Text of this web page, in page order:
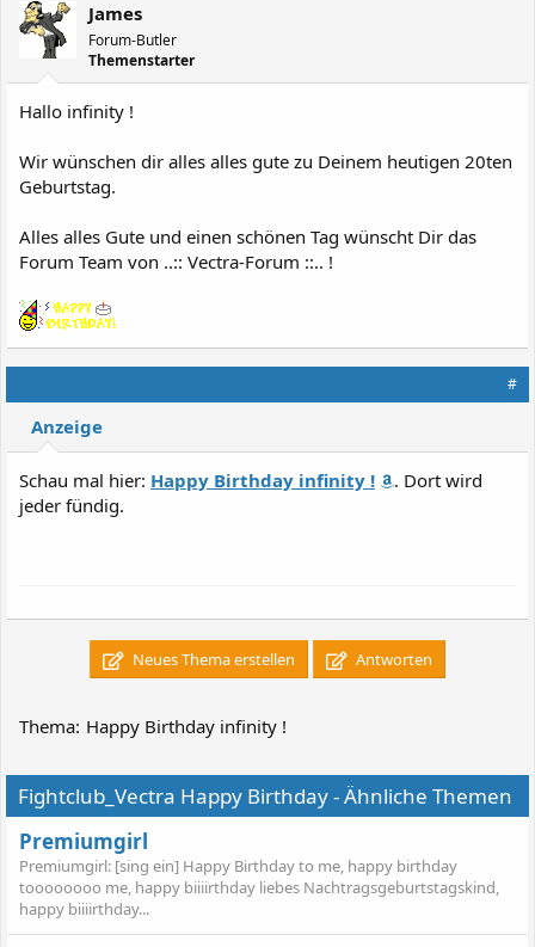
James
Forum-Butler
Themenstarter
Hallo infinity !
Wir wünschen dir alles alles gute zu Deinem heutigen 20ten
Geburtstag.
Alles alles Gute und einen schönen Tag wünscht Dir das
Forum Team von ..:: Vectra-Forum ::.. !
#
Anzeige
Schau mal hier: Happy Birthday infinity !
. Dort wird
jeder fündig.
Neues Thema erstellen Antworten
Thema: Happy Birthday infinity !
Fightclub_Vectra Happy Birthday - Ähnliche Themen
Premiumgirl
Premiumgirl: [sing ein] Happy Birthday to me, happy birthday
toooooooo me, happy biiiirthday liebes Nachtragsgeburtstagskind,
happy biiiirthday...